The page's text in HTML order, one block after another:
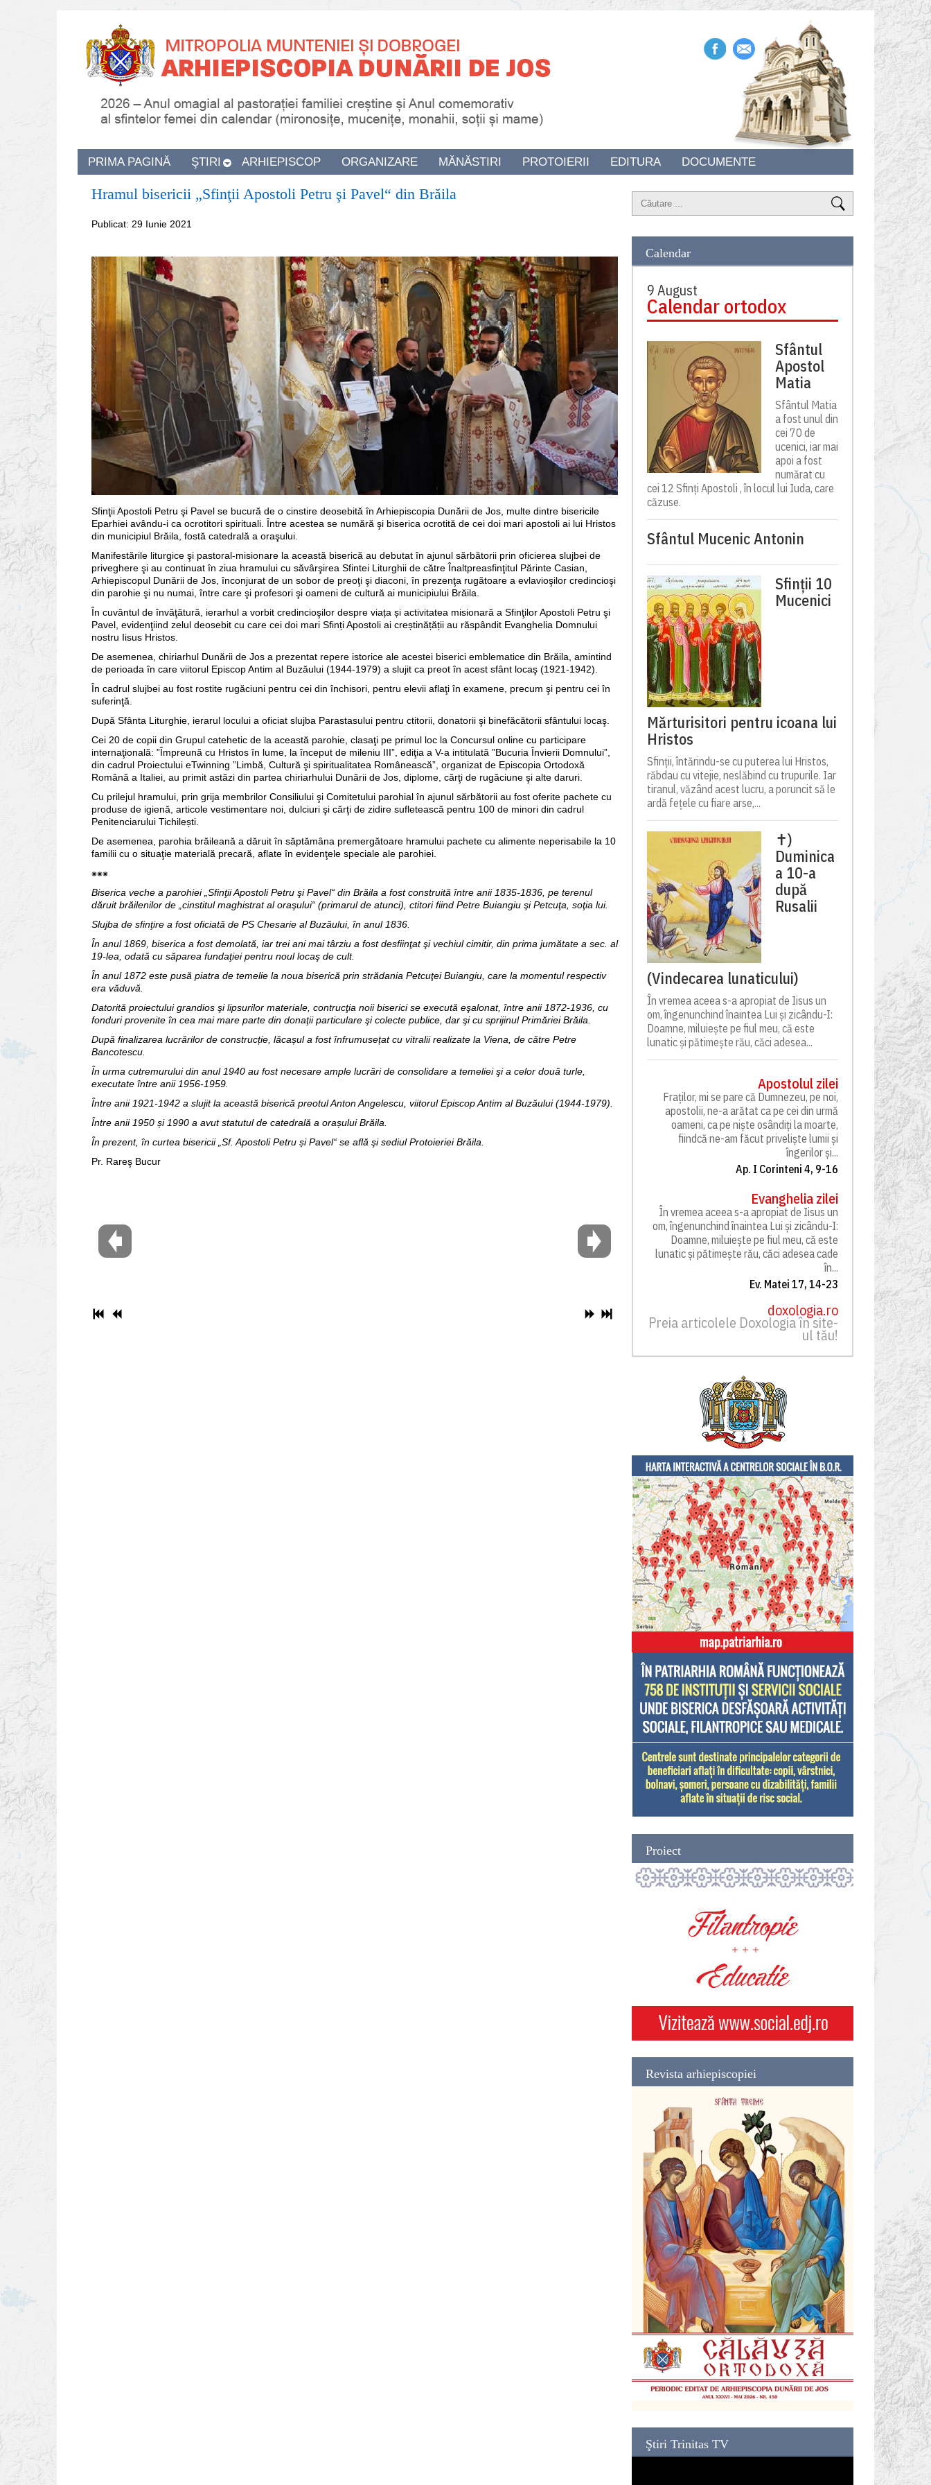
PRIMA PAGINĂ ŞTIRI ARHIEPISCOP ORGANIZARE MĂNĂSTIRI PROTOIERII EDITURA DOCUMENTE
Hramul bisericii „Sfinţii Apostoli Petru şi Pavel“ din Brăila
Publicat: 29 Iunie 2021
Sfinţii Apostoli Petru şi Pavel se bucură de o cinstire deosebită în Arhiepiscopia Dunării de Jos, multe dintre bisericile
Eparhiei avându-i ca ocrotitori spirituali. Între acestea se numără şi biserica ocrotită de cei doi mari apostoli ai lui Hristos
din municipiul Brăila, fostă catedrală a oraşului.
Manifestările liturgice şi pastoral-misionare la această biserică au debutat în ajunul sărbătorii prin oficierea slujbei de
priveghere şi au continuat în ziua hramului cu săvârşirea Sfintei Liturghii de către Înaltpreasfinţitul Părinte Casian,
Arhiepiscopul Dunării de Jos, înconjurat de un sobor de preoţi şi diaconi, în prezenţa rugătoare a evlavioşilor credincioşi
din parohie şi nu numai, între care şi profesori şi oameni de cultură ai municipiului Brăila.
În cuvântul de învăţătură, ierarhul a vorbit credincioşilor despre viața și activitatea misionară a Sfinţilor Apostoli Petru şi
Pavel, evidenţiind zelul deosebit cu care cei doi mari Sfinți Apostoli ai creștinățății au răspândit Evanghelia Domnului
nostru Iisus Hristos.
De asemenea, chiriarhul Dunării de Jos a prezentat repere istorice ale acestei biserici emblematice din Brăila, amintind
de perioada în care viitorul Episcop Antim al Buzăului (1944-1979) a slujit ca preot în acest sfânt locaş (1921-1942).
În cadrul slujbei au fost rostite rugăciuni pentru cei din închisori, pentru elevii aflaţi în examene, precum şi pentru cei în
suferinţă.
După Sfânta Liturghie, ierarul locului a oficiat slujba Parastasului pentru ctitorii, donatorii şi binefăcătorii sfântului locaş.
Cei 20 de copii din Grupul catehetic de la această parohie, clasaţi pe primul loc la Concursul online cu participare
internaţională: ”Împreună cu Hristos în lume, la început de mileniu III”, ediţia a V-a intitulată ”Bucuria Învierii Domnului”,
din cadrul Proiectului eTwinning ”Limbă, Cultură şi spiritualitatea Românească”, organizat de Episcopia Ortodoxă
Română a Italiei, au primit astăzi din partea chiriarhului Dunării de Jos, diplome, cărţi de rugăciune şi alte daruri.
Cu prilejul hramului, prin grija membrilor Consiliului şi Comitetului parohial în ajunul sărbătorii au fost oferite pachete cu
produse de igienă, articole vestimentare noi, dulciuri şi cărţi de zidire sufletească pentru 100 de minori din cadrul
Penitenciarului Tichilești.
De asemenea, parohia brăileană a dăruit în săptămâna premergătoare hramului pachete cu alimente neperisabile la 10
familii cu o situaţie materială precară, aflate în evidenţele speciale ale parohiei.
⁕⁕⁕
Biserica veche a parohiei „Sfinţii Apostoli Petru şi Pavel“ din Brăila a fost construită între anii 1835-1836, pe terenul
dăruit brăilenilor de „cinstitul maghistrat al oraşului“ (primarul de atunci), ctitori fiind Petre Buiangiu şi Petcuţa, soţia lui.
Slujba de sfinţire a fost oficiată de PS Chesarie al Buzăului, în anul 1836.
În anul 1869, biserica a fost demolată, iar trei ani mai târziu a fost desfiinţat şi vechiul cimitir, din prima jumătate a sec. al
19-lea, odată cu săparea fundaţiei pentru noul locaş de cult.
În anul 1872 este pusă piatra de temelie la noua biserică prin strădania Petcuţei Buiangiu, care la momentul respectiv
era văduvă.
Datorită proiectului grandios şi lipsurilor materiale, contrucţia noii biserici se execută eşalonat, între anii 1872-1936, cu
fonduri provenite în cea mai mare parte din donaţii particulare şi colecte publice, dar şi cu sprijinul Primăriei Brăila.
După finalizarea lucrărilor de construcție, lăcașul a fost înfrumusețat cu vitralii realizate la Viena, de către Petre
Bancotescu.
În urma cutremurului din anul 1940 au fost necesare ample lucrări de consolidare a temeliei şi a celor două turle,
executate între anii 1956-1959.
Între anii 1921-1942 a slujit la această biserică preotul Anton Angelescu, viitorul Episcop Antim al Buzăului (1944-1979).
Între anii 1950 și 1990 a avut statutul de catedrală a orașului Brăila.
În prezent, în curtea bisericii „Sf. Apostoli Petru și Pavel“ se află şi sediul Protoieriei Brăila.
Pr. Rareş Bucur
Calendar
9 August
Calendar ortodox
Sfântul
Apostol
Matia
Sfântul Matia
a fost unul din
cei 70 de
ucenici, iar mai
apoi a fost
numărat cu
cei 12 Sfinți Apostoli , în locul lui Iuda, care
căzuse.
Sfântul Mucenic Antonin
Sfinții 10
Mucenici
Mărturisitori pentru icoana lui
Hristos
Sfinții, întărindu-se cu puterea lui Hristos,
răbdau cu vitejie, neslăbind cu trupurile. Iar
tiranul, văzând acest lucru, a poruncit să le
ardă fețele cu fiare arse,...
✝)
Duminica
a 10-a
după
Rusalii
(Vindecarea lunaticului)
În vremea aceea s-a apropiat de Iisus un
om, îngenunchind înaintea Lui și zicându-I:
Doamne, miluiește pe fiul meu, că este
lunatic și pătimește rău, căci adesea...
Apostolul zilei
Fraților, mi se pare că Dumnezeu, pe noi,
apostolii, ne-a arătat ca pe cei din urmă
oameni, ca pe niște osândiți la moarte,
fiindcă ne-am făcut priveliște lumii și
îngerilor și...
Ap. I Corinteni 4, 9-16
Evanghelia zilei
În vremea aceea s-a apropiat de Iisus un
om, îngenunchind înaintea Lui și zicându-I:
Doamne, miluiește pe fiul meu, că este
lunatic și pătimește rău, căci adesea cade
în...
Ev. Matei 17, 14-23
doxologia.ro
Preia articolele Doxologia în site-
ul tău!
Proiect
Revista arhiepiscopiei
Ştiri Trinitas TV